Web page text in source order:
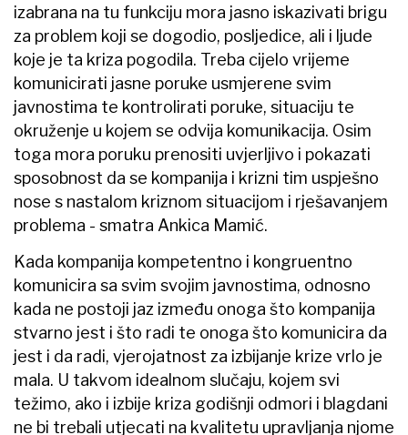
izabrana na tu funkciju mora jasno iskazivati brigu
za problem koji se dogodio, posljedice, ali i ljude
koje je ta kriza pogodila. Treba cijelo vrijeme
komunicirati jasne poruke usmjerene svim
javnostima te kontrolirati poruke, situaciju te
okruženje u kojem se odvija komunikacija. Osim
toga mora poruku prenositi uvjerljivo i pokazati
sposobnost da se kompanija i krizni tim uspješno
nose s nastalom kriznom situacijom i rješavanjem
problema - smatra Ankica Mamić.
Kada kompanija kompetentno i kongruentno
komunicira sa svim svojim javnostima, odnosno
kada ne postoji jaz između onoga što kompanija
stvarno jest i što radi te onoga što komunicira da
jest i da radi, vjerojatnost za izbijanje krize vrlo je
mala. U takvom idealnom slučaju, kojem svi
težimo, ako i izbije kriza godišnji odmori i blagdani
ne bi trebali utjecati na kvalitetu upravljanja njome